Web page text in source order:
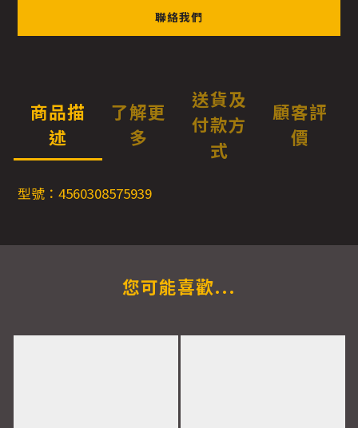
聯絡我們
商品描
述
了解更
多
送貨及
付款方
式
顧客評
價
型號：4560308575939
您可能喜歡...